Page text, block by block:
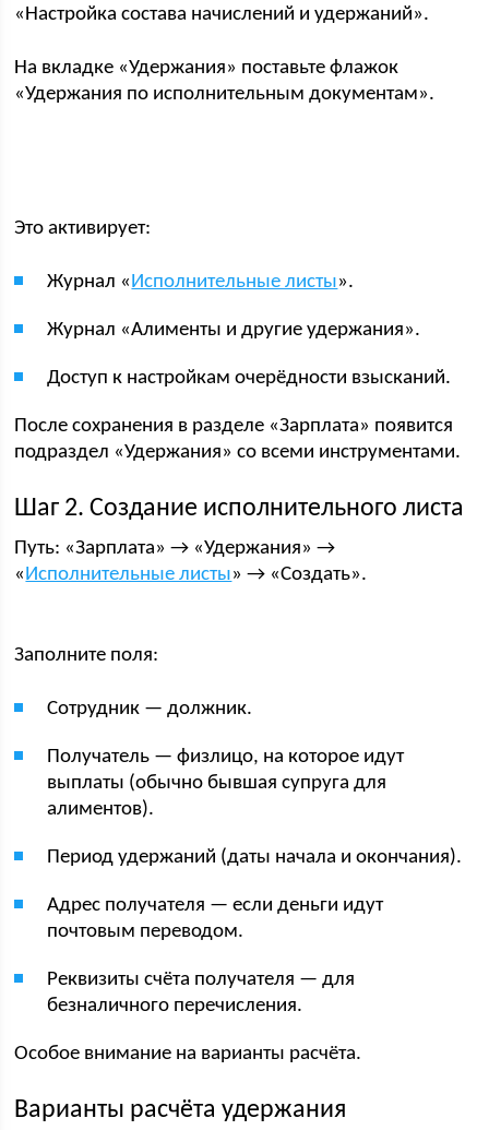
«Настройка состава начислений и удержаний».
На вкладке «Удержания» поставьте флажок
«Удержания по исполнительным документам».
Это активирует:
Журнал «Исполнительные листы».
Журнал «Алименты и другие удержания».
Доступ к настройкам очерёдности взысканий.
После сохранения в разделе «Зарплата» появится
подраздел «Удержания» со всеми инструментами.
Шаг 2. Создание исполнительного листа
Путь: «Зарплата» → «Удержания» →
«Исполнительные листы» → «Создать».
Заполните поля:
Сотрудник — должник.
Получатель — физлицо, на которое идут
выплаты (обычно бывшая супруга для
алиментов).
Период удержаний (даты начала и окончания).
Адрес получателя — если деньги идут
почтовым переводом.
Реквизиты счёта получателя — для
безналичного перечисления.
Особое внимание на варианты расчёта.
Варианты расчёта удержания